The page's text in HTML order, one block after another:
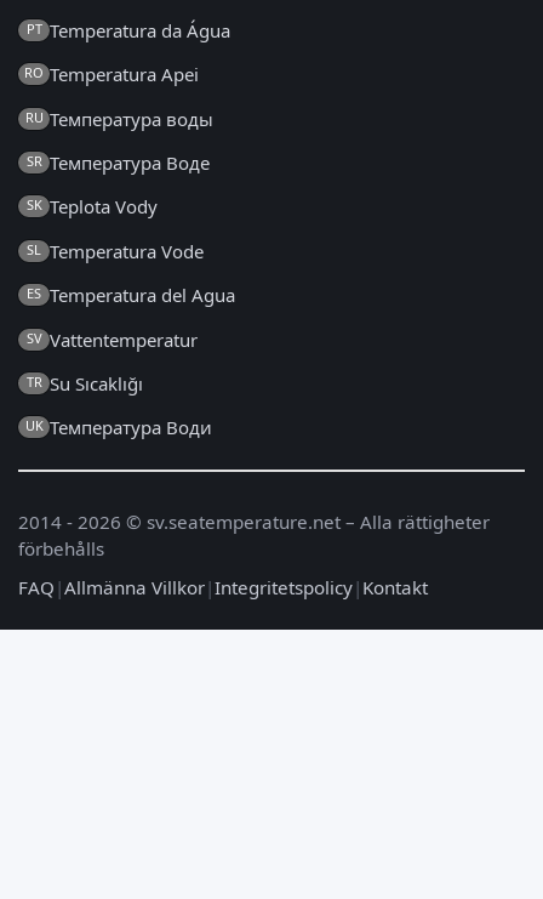
PT Temperatura da Água
RO Temperatura Apei
RU Температура воды
SR Температура Воде
SK Teplota Vody
SL Temperatura Vode
ES Temperatura del Agua
SV Vattentemperatur
TR Su Sıcaklığı
UK Температура Води
2014 - 2026 © sv.seatemperature.net – Alla rättigheter
förbehålls
FAQ |Allmänna Villkor|Integritetspolicy| Kontakt